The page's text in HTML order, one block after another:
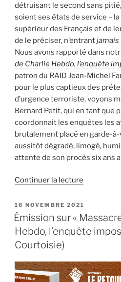
détruisant le second sans
soient ses états de service –
supérieur des Français et de
de le préciser, n’entrantjamais
Nous avons rapporté dans
de Charlie Hebdo, l’enquête
patron du RAID Jean-Michel
pour le plus captieux des
d’urgence terroriste, voyons
Bernard Petit, qui en tant que
coordonnait les enquêtes les
brutalement placé en garde-
aussitôt dégradé, limogé,
attente de son procès six ans
Continuer la lecture
de
Bernard
Petit,
du
36
PUBLIÉ
LE
16 NOVEMBRE 2021
Émission sur «
Hebdo, l’enquête
Courtoisie)